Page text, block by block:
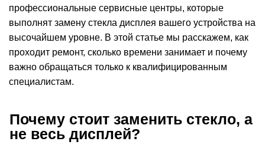
профессиональные сервисные центры, которые
выполнят замену стекла дисплея вашего устройства на
высочайшем уровне. В этой статье мы расскажем, как
проходит ремонт, сколько времени занимает и почему
важно обращаться только к квалифицированным
специалистам.
Почему стоит заменить стекло, а
не весь дисплей?